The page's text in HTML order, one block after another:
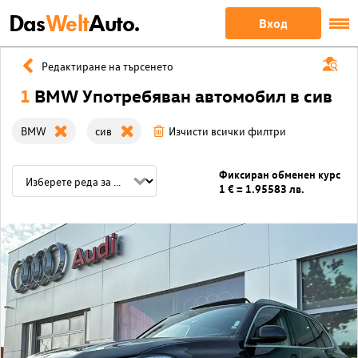
DasWeltAuto. Вход
Редактиране на търсенето
1 BMW Употребяван автомобил в сив
BMW сив Изчисти всички филтри
Фиксиран обменен курс
1 € = 1.95583 лв.